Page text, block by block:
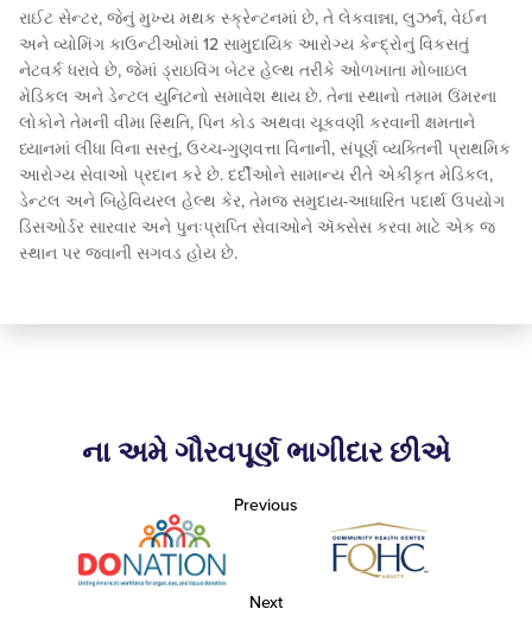
રાઈટ સેન્ટર, જેનું મુખ્ય મથક સ્ક્રેન્ટનમાં છે, તે લેકવાન્ના, લુઝર્ન, વેઈન
અને વ્યોમિંગ કાઉન્ટીઓમાં 12 સામુદાયિક આરોગ્ય કેન્દ્રોનું વિકસતું
નેટવર્ક ધરાવે છે, જેમાં ડ્રાઇવિંગ બેટર હેલ્થ તરીકે ઓળખાતા મોબાઇલ
મેડિકલ અને ડેન્ટલ યુનિટનો સમાવેશ થાય છે. તેના સ્થાનો તમામ ઉંમરના
લોકોને તેમની વીમા સ્થિતિ, પિન કોડ અથવા ચૂકવણી કરવાની ક્ષમતાને
ધ્યાનમાં લીધા વિના સસ્તું, ઉચ્ચ-ગુણવત્તા વિનાની, સંપૂર્ણ વ્યક્તિની પ્રાથમિક
આરોગ્ય સેવાઓ પ્રદાન કરે છે. દર્દીઓને સામાન્ય રીતે એકીકૃત મેડિકલ,
ડેન્ટલ અને બિહેવિયરલ હેલ્થ કેર, તેમજ સમુદાય-આધારિત પદાર્થ ઉપયોગ
ડિસઓર્ડર સારવાર અને પુનઃપ્રાપ્તિ સેવાઓને ઍક્સેસ કરવા માટે એક જ
સ્થાન પર જવાની સગવડ હોય છે.
ના અમે ગૌરવપૂર્ણ ભાગીદાર છીએ
Previous
Next